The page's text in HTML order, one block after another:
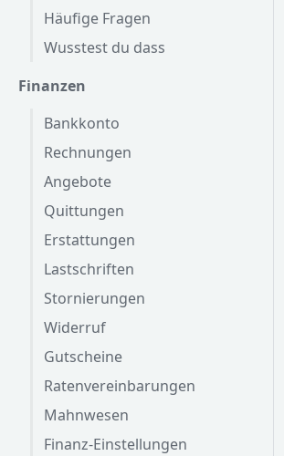
Häufige Fragen
Wusstest du dass
Finanzen
Bankkonto
Rechnungen
Angebote
Quittungen
Erstattungen
Lastschriften
Stornierungen
Widerruf
Gutscheine
Ratenvereinbarungen
Mahnwesen
Finanz-Einstellungen